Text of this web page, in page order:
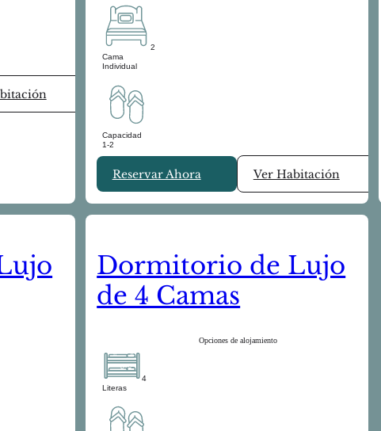
2
Cama
Individual
Capacidad
1-2
Ver Habitación
Reservar Ahora
Dormitorio de Lujo
de 4 Camas
Opciones de alojamiento
4
Literas